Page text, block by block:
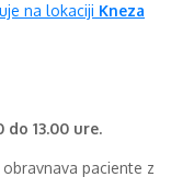
na lokaciji Kneza
13.00 ure.
paciente z